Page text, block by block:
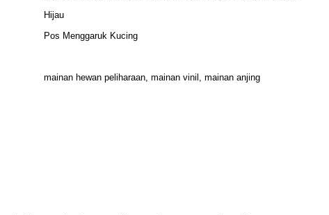
Hijau
Pos Menggaruk Kucing
mainan hewan peliharaan, mainan vinil, mainan anjing